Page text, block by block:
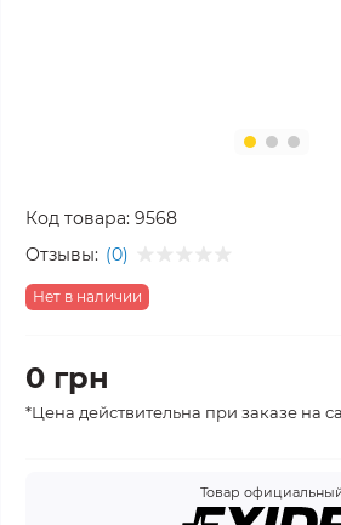
Код товара: 9568
Отзывы: (0)
Нет в наличии
0 грн
*Цена действительна при заказе на
Товар